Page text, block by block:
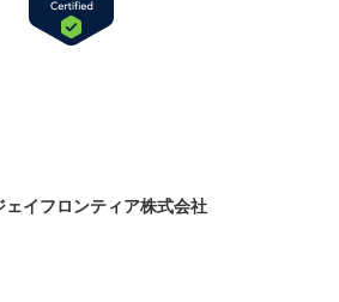
イフロンティア株式会社